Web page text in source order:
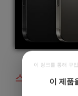
스펙
이 링크를 통해 구
이 제품